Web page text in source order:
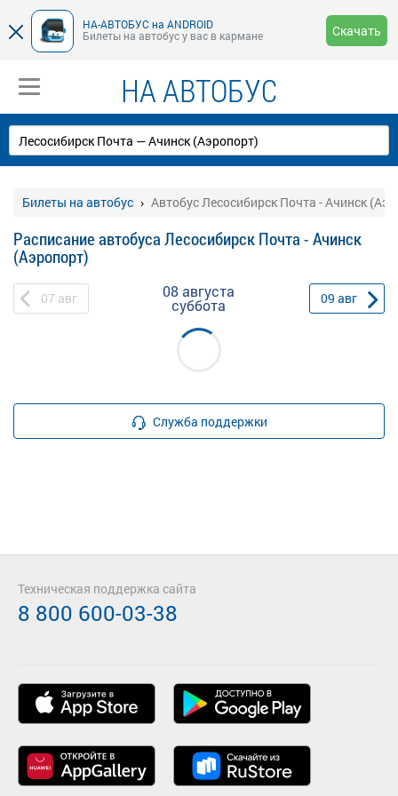
НА-АВТОБУС на ANDROID
Билеты на автобус у вас в кармане
Скачать
НА АВТОБУС
Билеты на автобус Автобус Лесосибирск Почта - Ачинск
Расписание автобуса Лесосибирск Почта - Ачинск
(Аэропорт)
07 авг 08 августа
суббота 09 авг
Служба поддержки
Техническая поддержка сайта
8 800 600-03-38